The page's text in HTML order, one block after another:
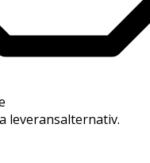
leveransalternativ.